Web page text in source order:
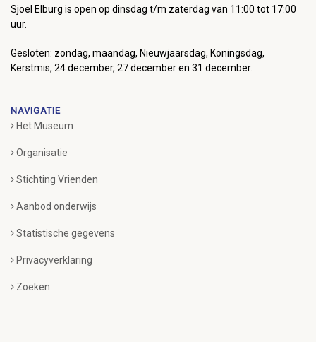
Sjoel Elburg is open op dinsdag t/m zaterdag van 11:00 tot 17:00
uur.
Gesloten: zondag, maandag, Nieuwjaarsdag, Koningsdag,
Kerstmis, 24 december, 27 december en 31 december.
NAVIGATIE
Het Museum
Organisatie
Stichting Vrienden
Aanbod onderwijs
Statistische gegevens
Privacyverklaring
Zoeken